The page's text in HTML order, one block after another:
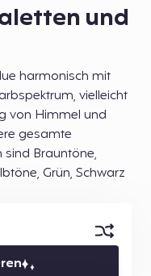
und
harmonisch mit
vielleicht
von Himmel und
gesamte
Brauntöne,
Grün, Schwarz